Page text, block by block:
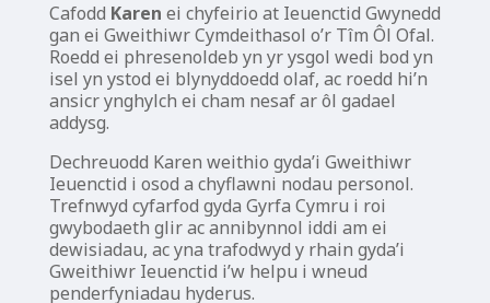
Cafodd Karen ei chyfeirio at Ieuenctid Gwynedd
gan ei Gweithiwr Cymdeithasol o’r Tîm Ôl Ofal.
Roedd ei phresenoldeb yn yr ysgol wedi bod yn
isel yn ystod ei blynyddoedd olaf, ac roedd hi’n
ansicr ynghylch ei cham nesaf ar ôl gadael
addysg.
Dechreuodd Karen weithio gyda’i Gweithiwr
Ieuenctid i osod a chyflawni nodau personol.
Trefnwyd cyfarfod gyda Gyrfa Cymru i roi
gwybodaeth glir ac annibynnol iddi am ei
dewisiadau, ac yna trafodwyd y rhain gyda’i
Gweithiwr Ieuenctid i’w helpu i wneud
penderfyniadau hyderus.